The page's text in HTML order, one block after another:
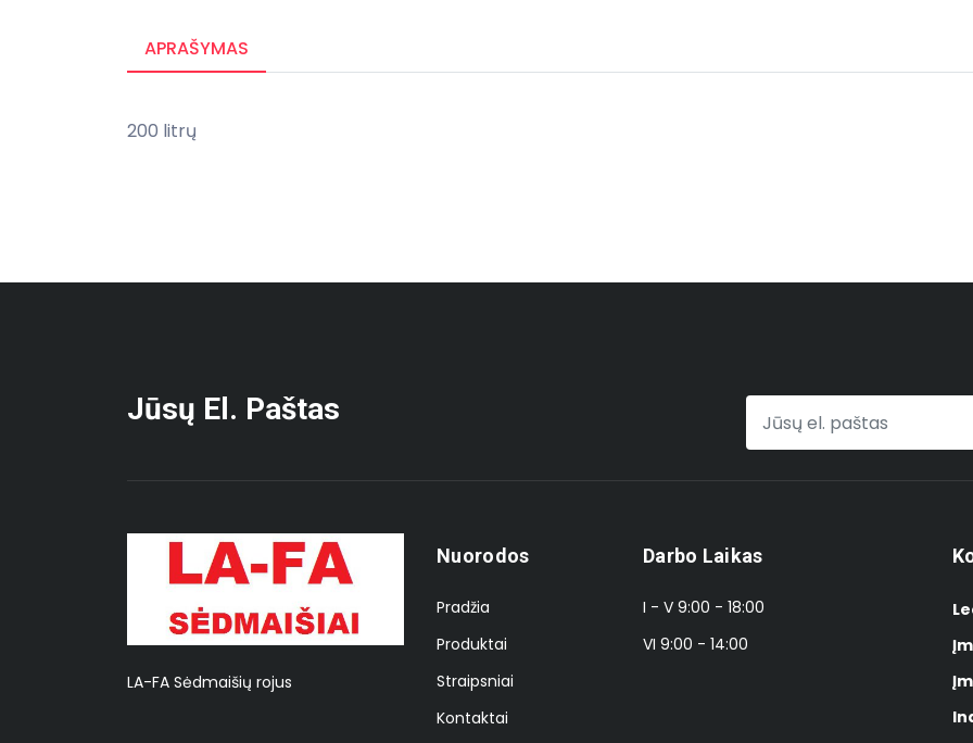
APRAŠYMAS
200 litrų
Jūsų El. Paštas
LA-FA Sėdmaišių rojus
Nuorodos
Pradžia
Produktai
Straipsniai
Kontaktai
Darbo Laikas
I - V 9:00 - 18:00
VI 9:00 - 14:00